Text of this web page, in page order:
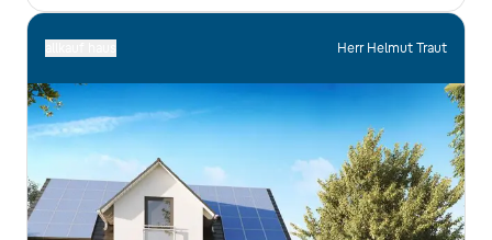
Herr Helmut Traut